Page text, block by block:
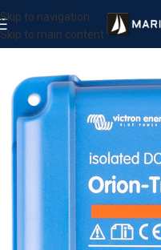
Skip to navigation
Skip to main content